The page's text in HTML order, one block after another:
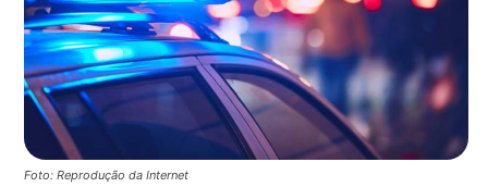
Foto: Reprodução da Internet